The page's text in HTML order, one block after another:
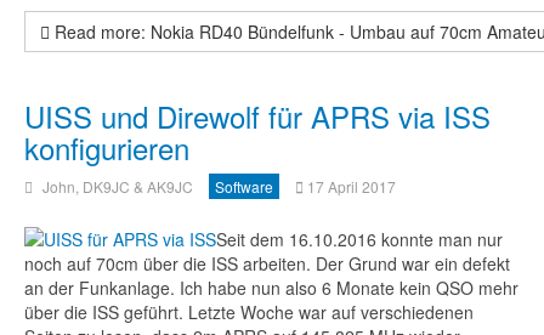
Read more: Nokia RD40 Bündelfunk - Umbau auf 70cm
UISS und Direwolf für APRS via ISS
konfigurieren
John, DK9JC & AK9JC Software 17 April 2017
Seit dem 16.10.2016 konnte man nur
noch auf 70cm über die ISS arbeiten. Der Grund war ein defekt
an der Funkanlage. Ich habe nun also 6 Monate kein QSO mehr
über die ISS geführt. Letzte Woche war auf verschiedenen